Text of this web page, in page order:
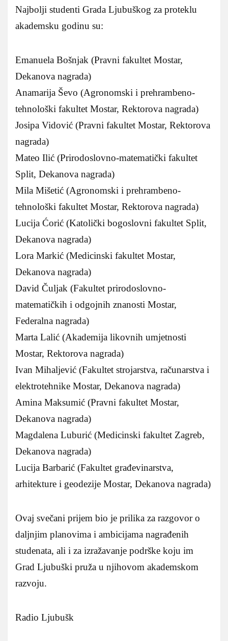
Najbolji studenti Grada Ljubuškog za proteklu
akademsku godinu su:
Emanuela Bošnjak (Pravni fakultet Mostar,
Dekanova nagrada)
Anamarija Ševo (Agronomski i prehrambeno-
tehnološki fakultet Mostar, Rektorova nagrada)
Josipa Vidović (Pravni fakultet Mostar, Rektorova
nagrada)
Mateo Ilić (Prirodoslovno-matematički fakultet
Split, Dekanova nagrada)
Mila Mišetić (Agronomski i prehrambeno-
tehnološki fakultet Mostar, Rektorova nagrada)
Lucija Ćorić (Katolički bogoslovni fakultet Split,
Dekanova nagrada)
Lora Markić (Medicinski fakultet Mostar,
Dekanova nagrada)
David Čuljak (Fakultet prirodoslovno-
matematičkih i odgojnih znanosti Mostar,
Federalna nagrada)
Marta Lalić (Akademija likovnih umjetnosti
Mostar, Rektorova nagrada)
Ivan Mihaljević (Fakultet strojarstva, računarstva i
elektrotehnike Mostar, Dekanova nagrada)
Amina Maksumić (Pravni fakultet Mostar,
Dekanova nagrada)
Magdalena Luburić (Medicinski fakultet Zagreb,
Dekanova nagrada)
Lucija Barbarić (Fakultet građevinarstva,
arhitekture i geodezije Mostar, Dekanova nagrada)
Ovaj svečani prijem bio je prilika za razgovor o
daljnjim planovima i ambicijama nagrađenih
studenata, ali i za izražavanje podrške koju im
Grad Ljubuški pruža u njihovom akademskom
razvoju.
Radio Ljubušk